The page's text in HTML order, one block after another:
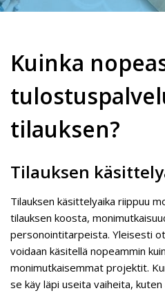
Kuinka
tilauksen?
Tilauksen
Tilauksen käsittelyaika riippuu
tilauksen koosta,
personointitarpeista. Yleisesti
voidaan käsitellä nopeammin
monimutkaisemmat projektit.
se käy läpi useita vaiheita,